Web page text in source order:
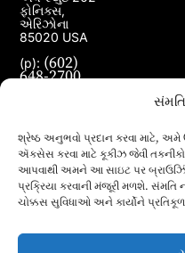
શ્રેષ્ઠ અનુભવો પ્રદાન કરવા માટે,
ઍક્સેસ કરવા માટે કૂકીઝ જેવી
આપવાથી અમને આ સાઇટ પર
પ્રક્રિયા કરવાની મંજૂરી મળશે.
ચોક્કસ સુવિધાઓ અને કાર્યોને
ફોનિક્સ,
એરિઝોના
85020 USA
(p): (602)
648-2700